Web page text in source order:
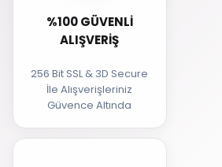
%100 GÜVENLI
ALIŞVERIŞ
256 Bit SSL & 3D Secure
İle Alışverişleriniz
Güvence Altında